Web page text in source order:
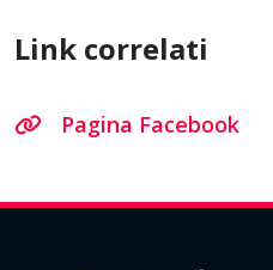
Link correlati
Pagina Facebook